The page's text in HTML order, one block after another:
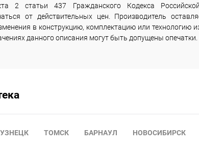
2 статьи 437 Гражданского Кодекса
от действительных цен. Производитель
в конструкцию, комплектацию или технологию
данного описания могут быть допущены опечатки.
ТОМСК БАРНАУЛ НОВОСИБИРСК